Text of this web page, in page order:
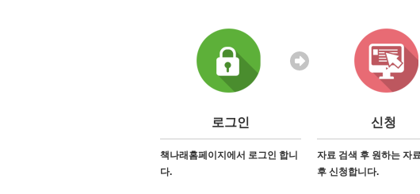
로그인
책나래홈페이지에서 로그인 합니
다.
신청
자료 검색 후 원하는 자
후 신청합니다.